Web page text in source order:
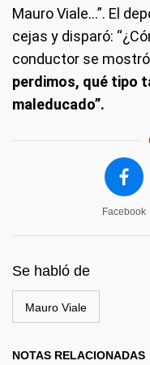
Mauro Viale…”. El
cejas y disparó:
conductor se
perdimos, qué tipo
maleducado”.
Facebook
Se habló de
Mauro Viale
NOTAS RELACIONADAS